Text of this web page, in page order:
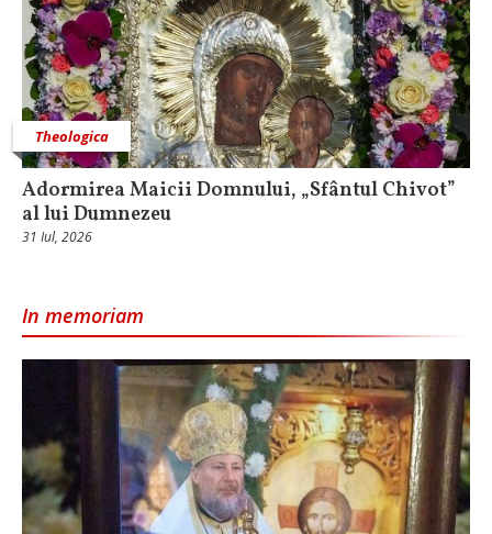
Theologica
Adormirea Maicii Domnului, „Sfântul Chivot”
al lui Dumnezeu
31 Iul, 2026
In memoriam